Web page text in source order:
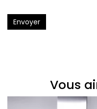
Envoyer
Vous